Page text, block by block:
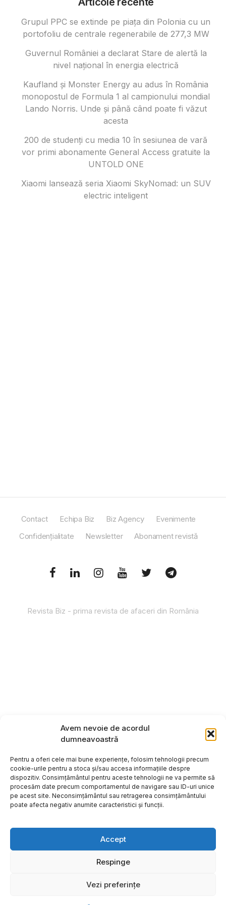
Avem nevoie de acordul
dumneavoastră
Pentru a oferi cele mai bune experiențe, folosim tehnologii precum
cookie-urile pentru a stoca și/sau accesa informațiile despre
dispozitiv. Consimțământul pentru aceste tehnologii ne va permite să
procesăm date precum comportamentul de navigare sau ID-uri unice
pe acest site. Neconsimțământul sau retragerea consimțământului
poate afecta negativ anumite caracteristici și funcții.
Accept
Respinge
Vezi preferințe
Grupul PPC se extinde pe piața din Polonia cu un
portofoliu de centrale regenerabile de 277,3 MW
Guvernul României a declarat Stare de alertă la
nivel național în energia electrică
Kaufland și Monster Energy au adus în România
monopostul de Formula 1 al campionului mondial
Lando Norris. Unde și până când poate fi văzut
acesta
200 de studenți cu media 10 în sesiunea de vară
vor primi abonamente General Access gratuite la
UNTOLD ONE
Xiaomi lansează seria Xiaomi SkyNomad: un SUV
electric inteligent
Contact Echipa Biz Biz Agency
Evenimente
Confidențialitate
Newsletter Abonament revistă
Revista Biz - prima revista de afaceri din România
Copyright ©2026